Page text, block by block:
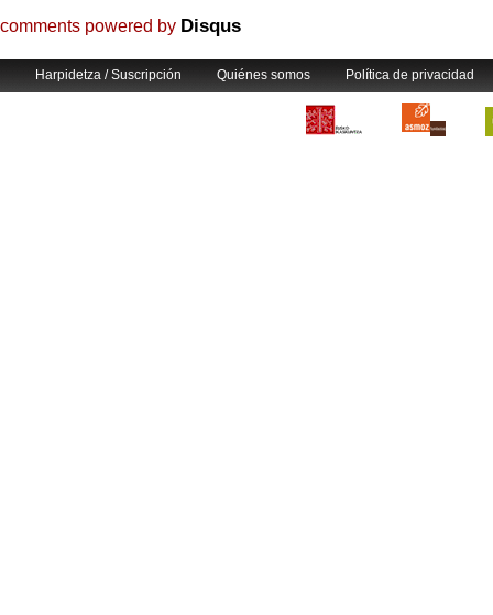
comments powered by Disqus
Harpidetza / Suscripción Quiénes somos Política de privacidad